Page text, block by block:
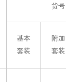
货号
基本
套装
附加
套装